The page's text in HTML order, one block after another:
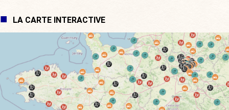
LA CARTE INTERACTIVE